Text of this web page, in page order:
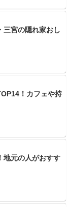
三宮の隠れ家おし
！カフェや持
地元の人がおすす